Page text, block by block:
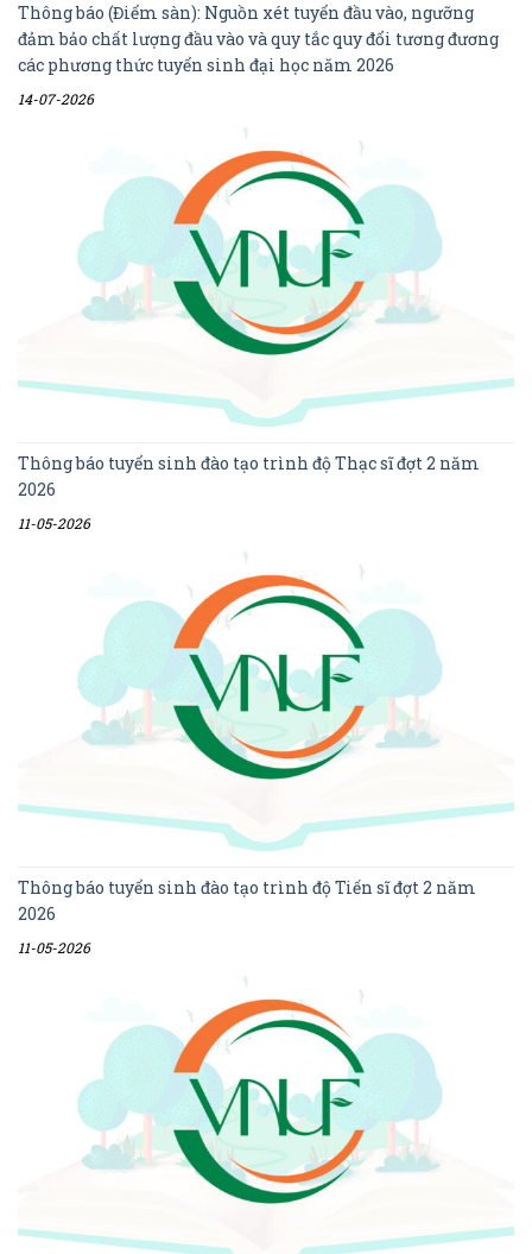
Thông báo (Điểm sàn): Nguồn xét tuyển đầu vào, ngưỡng
đảm bảo chất lượng đầu vào và quy tắc quy đổi tương đương
các phương thức tuyển sinh đại học năm 2026
14-07-2026
Thông báo tuyển sinh đào tạo trình độ Thạc sĩ đợt 2 năm
2026
11-05-2026
Thông báo tuyển sinh đào tạo trình độ Tiến sĩ đợt 2 năm
2026
11-05-2026